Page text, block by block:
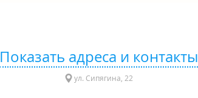
Показать адреса и контакты
ул. Сипягина, 22